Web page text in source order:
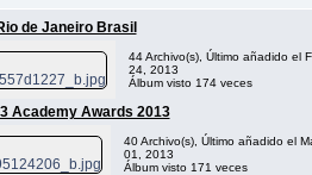
de Janeiro Brasil
44 Archivo(s), Último añadido el
24, 2013
Álbum visto 174 veces
Academy Awards 2013
40 Archivo(s), Último añadido el
01, 2013
Álbum visto 171 veces